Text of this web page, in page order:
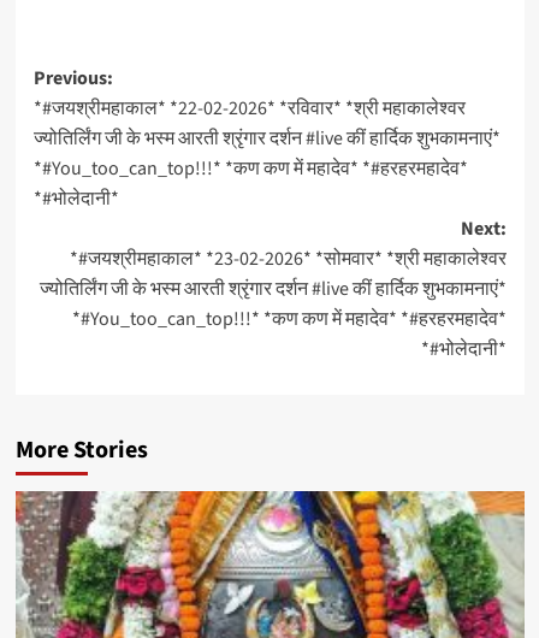
Post
navigation
Previous:
*#जयश्रीमहाकाल* *22-02-2026* *रविवार* *श्री महाकालेश्वर
ज्योतिर्लिंग जी के भस्म आरती श्रृंगार दर्शन #live कीं हार्दिक शुभकामनाएं*
*#You_too_can_top!!!* *कण कण में महादेव* *#हरहरमहादेव*
*#भोलेदानी*
Next:
*#जयश्रीमहाकाल* *23-02-2026* *सोमवार* *श्री महाकालेश्वर
ज्योतिर्लिंग जी के भस्म आरती श्रृंगार दर्शन #live कीं हार्दिक शुभकामनाएं*
*#You_too_can_top!!!* *कण कण में महादेव* *#हरहरमहादेव*
*#भोलेदानी*
More Stories